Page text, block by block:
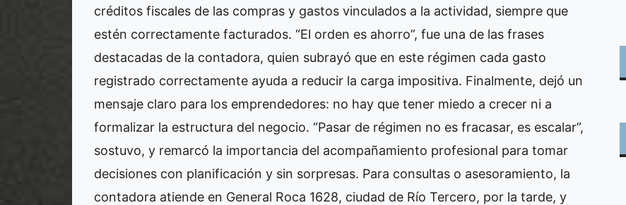
créditos fiscales de las compras y gastos vinculados a la actividad, siempre que
estén correctamente facturados. “El orden es ahorro”, fue una de las frases
destacadas de la contadora, quien subrayó que en este régimen cada gasto
registrado correctamente ayuda a reducir la carga impositiva. Finalmente, dejó un
mensaje claro para los emprendedores: no hay que tener miedo a crecer ni a
formalizar la estructura del negocio. “Pasar de régimen no es fracasar, es escalar”,
sostuvo, y remarcó la importancia del acompañamiento profesional para tomar
decisiones con planificación y sin sorpresas. Para consultas o asesoramiento, la
contadora atiende en General Roca 1628, ciudad de Río Tercero, por la tarde, y